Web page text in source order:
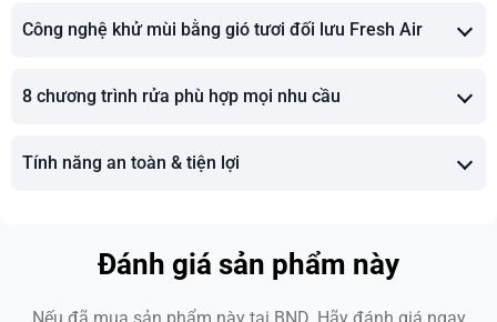
Công nghệ khử mùi bằng gió tươi đối lưu Fresh Air
8 chương trình rửa phù hợp mọi nhu cầu
Tính năng an toàn & tiện lợi
Đánh giá sản phẩm này